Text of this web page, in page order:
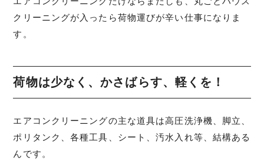
クリーニングが入ったら荷物運びが辛い仕事になりま
す。
荷物は少なく、かさばらす、軽くを！
エアコンクリーニングの主な道具は高圧洗浄機、脚立、
ポリタンク、各種工具、シート、汚水入れ等、結構ある
んです。